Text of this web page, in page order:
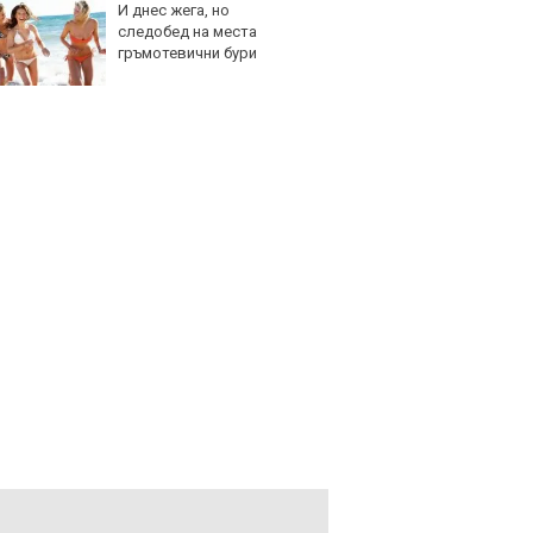
И днес жега, но
следобед на места
гръмотевични бури